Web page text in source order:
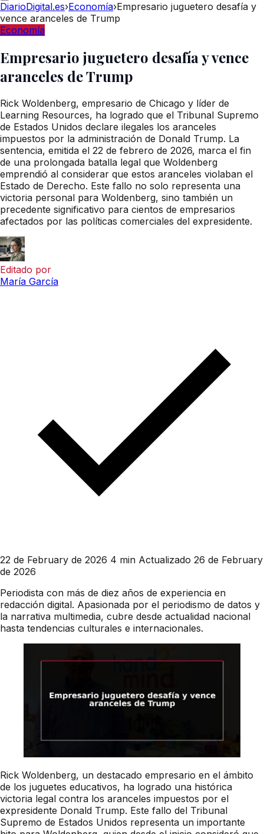
DiarioDigital.es›Economía›Empresario juguetero desafía y
vence aranceles de Trump
Economía
Empresario juguetero desafía y vence
aranceles de Trump
Rick Woldenberg, empresario de Chicago y líder de
Learning Resources, ha logrado que el Tribunal Supremo
de Estados Unidos declare ilegales los aranceles
impuestos por la administración de Donald Trump. La
sentencia, emitida el 22 de febrero de 2026, marca el fin
de una prolongada batalla legal que Woldenberg
emprendió al considerar que estos aranceles violaban el
Estado de Derecho. Este fallo no solo representa una
victoria personal para Woldenberg, sino también un
precedente significativo para cientos de empresarios
afectados por las políticas comerciales del expresidente.
Editado por
María García
22 de February de 2026 4 min Actualizado 26 de February
de 2026
Periodista con más de diez años de experiencia en
redacción digital. Apasionada por el periodismo de datos y
la narrativa multimedia, cubre desde actualidad nacional
hasta tendencias culturales e internacionales.
Rick Woldenberg, un destacado empresario en el ámbito
de los juguetes educativos, ha logrado una histórica
victoria legal contra los aranceles impuestos por el
expresidente Donald Trump. Este fallo del Tribunal
Supremo de Estados Unidos representa un importante